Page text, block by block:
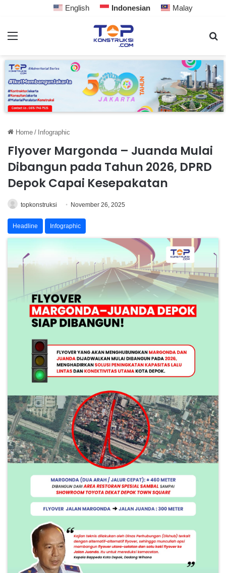
English Indonesian Malay
Home / Infographic
Flyover Margonda – Juanda Mulai
Dibangun pada Tahun 2026, DPRD
Depok Capai Kesepakatan
topkonstruksi November 26, 2025
Headline Infographic